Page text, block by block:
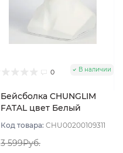
0 В наличии
Бейсболка CHUNGLIM
FATAL цвет Белый
Код товара: CHU00200109311
3 599Руб.